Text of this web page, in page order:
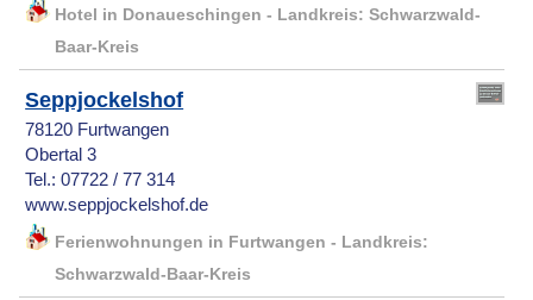
Hotel in Donaueschingen - Landkreis: Schwarzwald-
Baar-Kreis
Seppjockelshof
78120 Furtwangen
Obertal 3
Tel.: 07722 / 77 314
www.seppjockelshof.de
Ferienwohnungen in Furtwangen - Landkreis:
Schwarzwald-Baar-Kreis